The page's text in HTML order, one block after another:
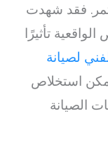
فقد شهدت
تأثيرًا
لصيانة
استخلاص
الصيانة